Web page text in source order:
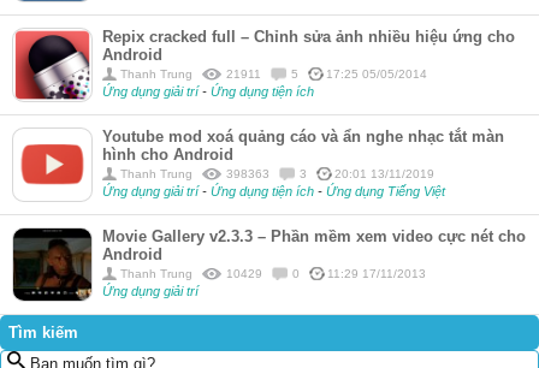
Repix cracked full – Chỉnh sửa ảnh nhiều hiệu ứng cho
Android
Thanh Trung 21911 5 17:25 05/05/2014
Ứng dụng giải trí- Ứng dụng tiện ích
Youtube mod xoá quảng cáo và ẩn nghe nhạc tắt màn
hình cho Android
Thanh Trung 398363 3 20:01 13/11/2019
Ứng dụng giải trí- Ứng dụng tiện ích - Ứng dụng Tiếng Việt
Movie Gallery v2.3.3 – Phần mềm xem video cực nét cho
Android
Thanh Trung 10429 0 11:29 17/11/2013
Ứng dụng giải trí
Tìm kiếm
Bạn muốn tìm gì?